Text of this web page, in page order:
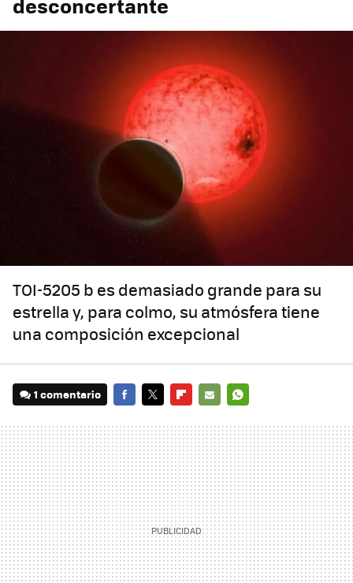
TOI-5205 b es demasiado grande para su
estrella y, para colmo, su atmósfera tiene
una composición excepcional
1 comentario
MAIL